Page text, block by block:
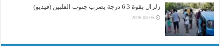
زلزال بقوة 6.3 درجة يضرب جنوب الفلبين (فيديو)
2026-08-05